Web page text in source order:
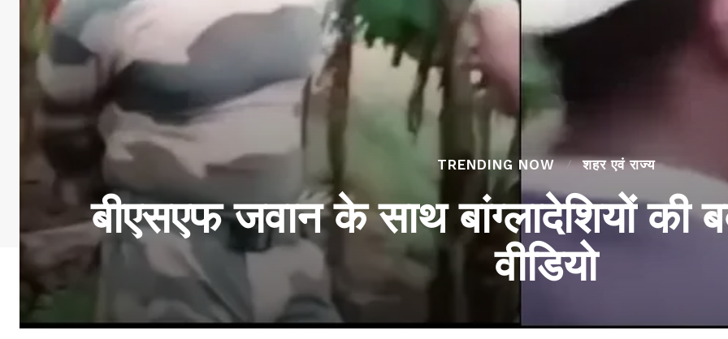
TRENDING NOW शहर एवं राज्य
बीएसएफ जवान के साथ बांग्लादेशियों की
वीडियो